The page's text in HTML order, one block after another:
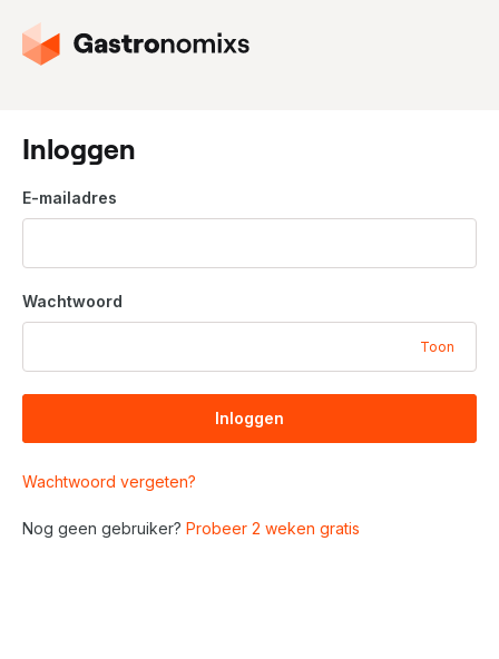
G
a
a
r
d
e
o
m
e
a
g
n
a
Inloggen
E-mailadres
Wachtwoord
Toon
Inloggen
Wachtwoord vergeten?
Nog geen gebruiker? Probeer 2 weken gratis